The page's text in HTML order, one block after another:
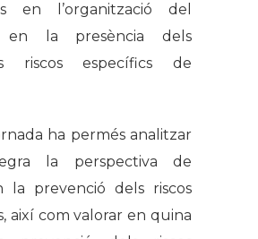
en l’organització del
la presència dels
riscos específics de
ha permés analitzar
la perspectiva de
la prevenció dels riscos
així com valorar en quina